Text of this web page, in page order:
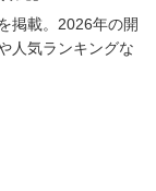
掲載。2026年の開
人気ランキングな